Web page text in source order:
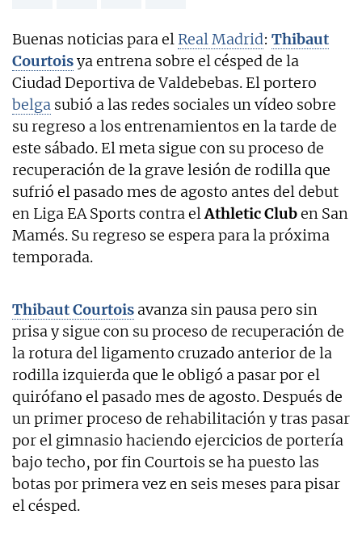
Buenas noticias para el Real Madrid: Thibaut
Courtoisya entrena sobre el césped de la
Ciudad Deportiva de Valdebebas. El portero
belga subió a las redes sociales un vídeo sobre
su regreso a los entrenamientos en la tarde de
este sábado. El meta sigue con su proceso de
recuperación de la grave lesión de rodilla que
sufrió el pasado mes de agosto antes del debut
en Liga EA Sports contra elAthletic Cluben San
Mamés. Su regreso se espera para la próxima
temporada.
Thibaut Courtois avanza sin pausa pero sin
prisa y sigue con su proceso de recuperación de
la rotura del ligamento cruzado anterior de la
rodilla izquierda que le obligó a pasar por el
quirófano el pasado mes de agosto. Después de
un primer proceso de rehabilitación y tras pasar
por el gimnasio haciendo ejercicios de portería
bajo techo, por fin Courtois se ha puesto las
botas por primera vez en seis meses para pisar
el césped.